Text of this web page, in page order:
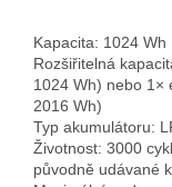
Kapacita: 1024 Wh
Rozšiřitelná
1024 Wh) nebo 1×
2016 Wh)
Typ akumulátoru:
Životnost: 3000
původně udávané